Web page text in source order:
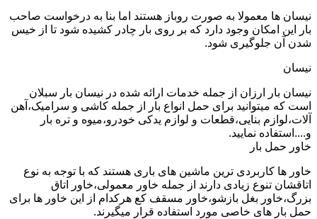
نیسان ها معمولا به صورت روباز هستند اما بنا به درخواست صاحب
بار این امکان وجود دارد که بر روی بار چادر کشیده شود تا از خیس
شدن آن جلوگیری شود.
نیسان
نیسان بار ارزان از جمله خدمات ارائه شده در نیسان بار سبلان
است که میتوانید برای حمل انواع بار از جمله کاشی و سرامیک،آهن
آلات،لوازم بنایی،قطعات و لوازم یدکی خودرو،میوه و تره بار
و....استفاده نمایید.
خاور حمل بار
خاور ها کاربردی ترین ماشین های باری هستند که با توجه به نوع
اتاقشان تنوع زیادی دارند از جمله خاور معمولی،خاور اتاق
بزرگ،خاور بغل بازشو،خاور مسقف کع هرکدام از این خاور ها برای
حمل بار های خاصی مورد استفاده قرار میگیرند.